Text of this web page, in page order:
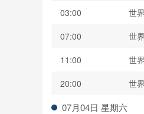
03:00 世
07:00
世
11:00
世
20:00
世
07月04日 星期六